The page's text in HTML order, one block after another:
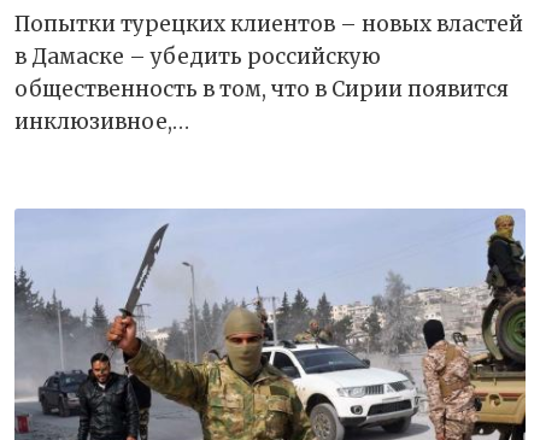
Попытки турецких клиентов – новых властей
в Дамаске – убедить российскую
общественность в том, что в Сирии появится
инклюзивное,…